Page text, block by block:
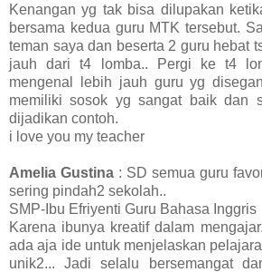
Kenangan yg tak bisa dilupakan
bersama kedua guru MTK tersebut.
teman saya dan beserta 2 guru hebat
jauh dari t4 lomba.. Pergi ke t4
mengenal lebih jauh guru yg
memiliki sosok yg sangat baik dan
dijadikan contoh.
i love you my teacher
Amelia Gustina : SD semua guru
sering pindah2 sekolah..
SMP-Ibu Efriyenti Guru Bahasa Inggris
Karena ibunya kreatif dalam
ada aja ide untuk menjelaskan
unik2... Jadi selalu bersemangat